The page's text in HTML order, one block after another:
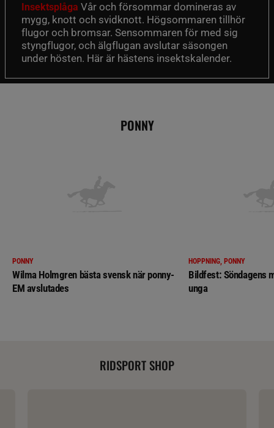
Insektsplåga Vår och försommar domineras av
mygg, knott och svidknott. Högsommaren tillhör
flugor och bromsar. Sensommaren för med sig
styngflugor, och älgflugan avslutar säsongen
under hösten. Här är hästens insektskalender.
PONNY
PONNY
Wilma Holmgren bästa svensk när ponny-
EM avslutades
HOPPNING, PONNY
Bildfest: Söndagens
unga
RIDSPORT SHOP